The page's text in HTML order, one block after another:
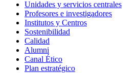
Unidades y servicios centrales
Profesores e investigadores
Institutos y Centros
Sostenibilidad
Calidad
Alumni
Canal Ético
Plan estratégico